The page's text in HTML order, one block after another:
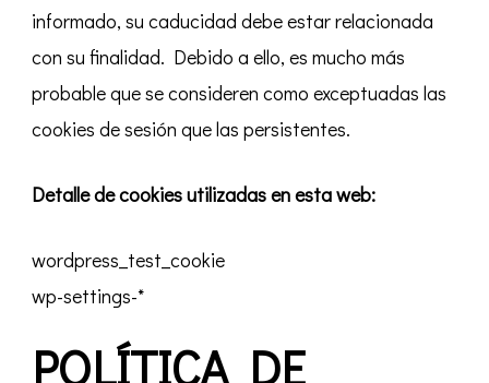
informado, su caducidad debe estar relacionada
con su finalidad. Debido a ello, es mucho más
probable que se consideren como exceptuadas las
cookies de sesión que las persistentes.
Detalle de cookies utilizadas en esta web:
wordpress_test_cookie
wp-settings-*
POLÍTICA DE